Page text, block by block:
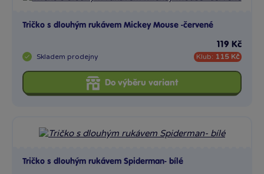
Tričko s dlouhým rukávem Mickey Mouse -červené
Skladem prodejny
119 Kč
Klub: 115 Kč
Do výběru variant
Tričko s dlouhým rukávem Spiderman- bílé